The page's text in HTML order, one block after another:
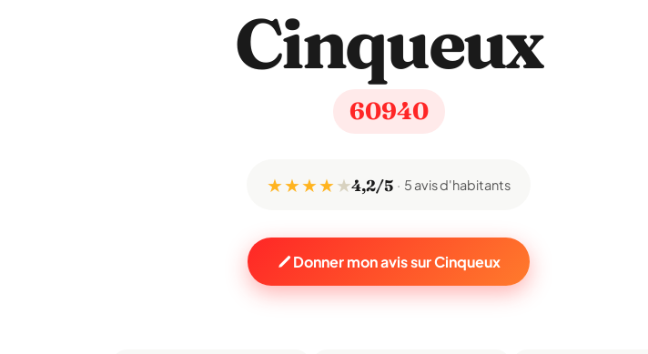
Cinqueux
60940
★ ★ ★ ★★4,2/5 5 avis d'habitants
Donner mon avis sur Cinqueux